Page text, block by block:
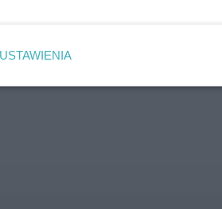
ogłoszenie nie istnieje lub
USTAWIENIA